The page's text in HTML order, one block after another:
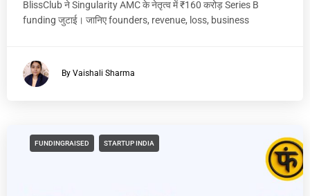
BlissClub ने Singularity AMC के नेतृत्व में ₹160 करोड़ Series B
funding जुटाई। जानिए founders, revenue, loss, business
By Vaishali Sharma
FUNDINGRAISED STARTUP INDIA